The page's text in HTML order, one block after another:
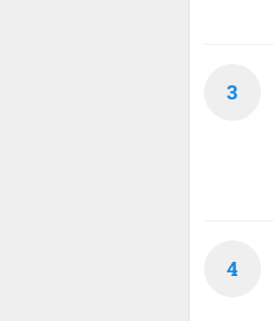
3
4